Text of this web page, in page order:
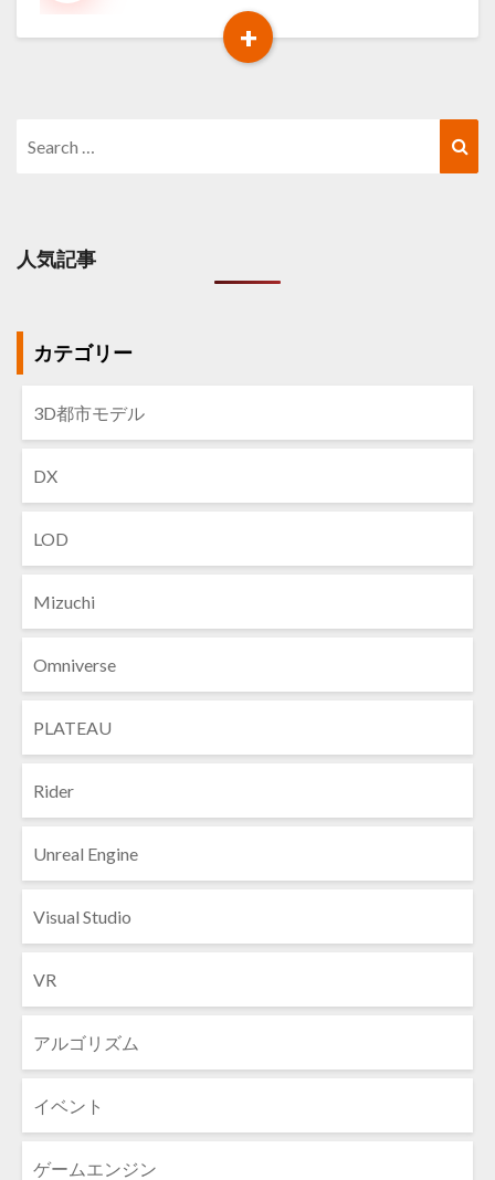
た
+
Read
人気記事
カテゴリー
3D都市モデル
DX
LOD
Mizuchi
Omniverse
PLATEAU
Rider
Unreal Engine
Visual Studio
VR
アルゴリズム
イベント
ゲームエンジン